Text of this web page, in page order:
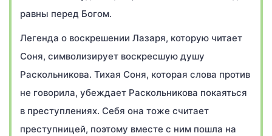
равны перед Богом.
Легенда о воскрешении Лазаря, которую читает
Соня, символизирует воскресшую душу
Раскольникова. Тихая Соня, которая слова против
не говорила, убеждает Раскольникова покаяться
в преступлениях. Себя она тоже считает
преступницей, поэтому вместе с ним пошла на